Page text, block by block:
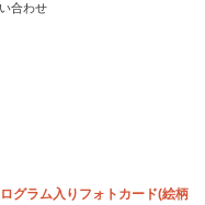
合わせ
グラム入りフォトカード(絵柄